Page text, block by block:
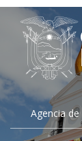
Agencia